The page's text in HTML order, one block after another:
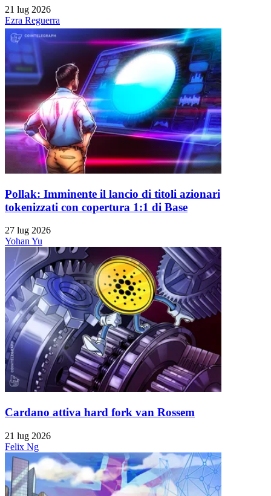
21 lug 2026
Ezra Reguerra
Pollak: Imminente il lancio di titoli azionari
tokenizzati con copertura 1:1 di Base
27 lug 2026
Yohan Yu
Cardano attiva hard fork van Rossem
21 lug 2026
Felix Ng